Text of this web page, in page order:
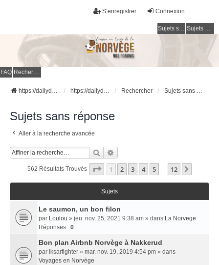
Connexion
S’enregistrer
Sujets sans réponse Sujets actifs
FAQ Rechercher
https://dailydigesthub.com https://dailydigesthub.com Rechercher Sujets sans réponse
Sujets sans réponse
Aller à la recherche avancée
Rechercher
562 Résultats Trouvés Page 1Sur
1 2 3 4 5 … 12
Sujets
Le saumon, un bon filon
par Loulou » jeu. nov. 25, 2021 9:38 am » dans La Norvege
Réponses : 0
Bon plan Airbnb Norvège à Nakkerud
par Iksarfighter » mar. nov. 19, 2019 4:54 pm » dans
Voyages en Norvège